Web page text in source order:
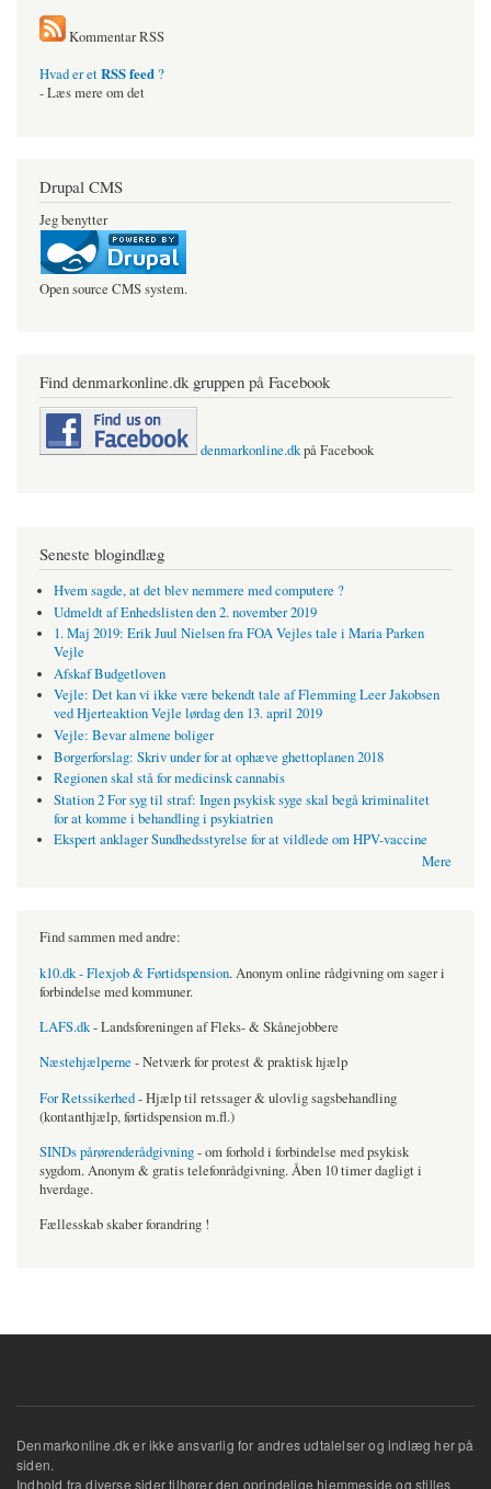
Kommentar RSS
Hvad er etRSS feed ?
- Læs mere om det
Drupal CMS
Jeg benytter
Open source CMS system.
Find denmarkonline.dk gruppen på Facebook
denmarkonline.dkpå Facebook
Seneste blogindlæg
Hvem sagde, at det blev nemmere med computere ?
Udmeldt af Enhedslisten den 2. november 2019
1. Maj 2019: Erik Juul Nielsen fra FOA Vejles tale i Maria Parken
Vejle
Afskaf Budgetloven
Vejle: Det kan vi ikke være bekendt tale af Flemming Leer Jakobsen
ved Hjerteaktion Vejle lørdag den 13. april 2019
Vejle: Bevar almene boliger
Borgerforslag: Skriv under for at ophæve ghettoplanen 2018
Regionen skal stå for medicinsk cannabis
Station 2 For syg til straf: Ingen psykisk syge skal begå kriminalitet
for at komme i behandling i psykiatrien
Ekspert anklager Sundhedsstyrelse for at vildlede om HPV-vaccine
Mere
Find sammen med andre:
k10.dk - Flexjob & Førtidspension. Anonym online rådgivning om sager i
forbindelse med kommuner.
LAFS.dk- Landsforeningen af Fleks- & Skånejobbere
Næstehjælperne - Netværk for protest & praktisk hjælp
For Retssikerhed- Hjælp til retssager & ulovlig sagsbehandling
(kontanthjælp, førtidspension m.fl.)
SINDs pårørenderådgivning- om forhold i forbindelse med psykisk
sygdom. Anonym & gratis telefonrådgivning. Åben 10 timer dagligt i
hverdage.
Fællesskab skaber forandring !
Denmarkonline.dk er ikke ansvarlig for andres udtalelser og indlæg her på
siden.
Indhold fra diverse sider tilhører den oprindelige hjemmeside og stilles